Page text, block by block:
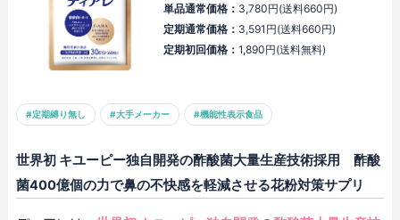
単品通常価格： 3,780円(送料660円)
定期通常価格： 3,591円(送料660円)
定期初回価格： 1,890円(送料無料)
#定期縛り無し #大手メーカー #機能性表示食品
世界初 キユーピー独自開発の酢酸菌大量生産技術採用 酢酸
菌400億個の力で鼻の不快感を軽減させる花粉対策サプリ